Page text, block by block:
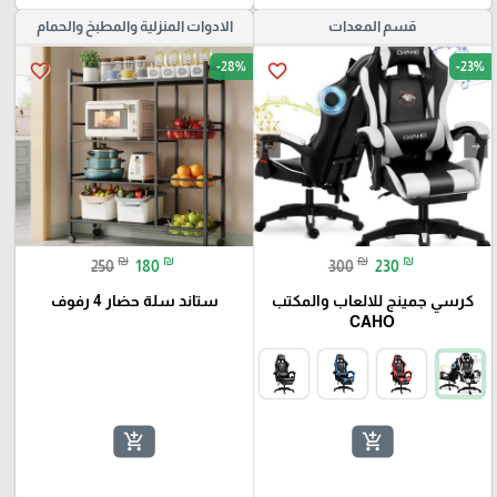
قسم المعدات
favorite_border -23%
300 ₪ 230 ₪
كرسي جمينج للالعاب والمكتب
CAHO
add_shopping_cart
الادوات المنزلية والمطبخ والحمام
favorite_border -28%
250 ₪ 180 ₪
ستاند سلة حضار 4 رفوف
add_shopping_cart